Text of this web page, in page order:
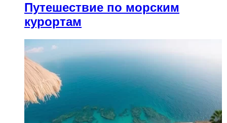
Путешествие по морским
курортам